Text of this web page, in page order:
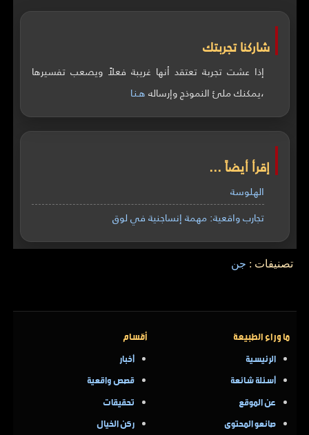
شاركنا تجربتك
إذا عشت تجربة تعتقد أنها غريبة فعلاً ويصعب تفسيرها
،يمكنك ملئ النموذج وإرسالههـنـا
إقرأ أيضاً ...
الهلوسة
تجارب واقعية: مهمة إنساجنية في لوق
تصنيفات : جن
ما وراء الطبيعة
الرئيسية
أسئلة شائعة
عن الموقع
صانعو المحتوى
أقسام
أخبار
قصص واقعية
تحقيقات
ركن الخيال